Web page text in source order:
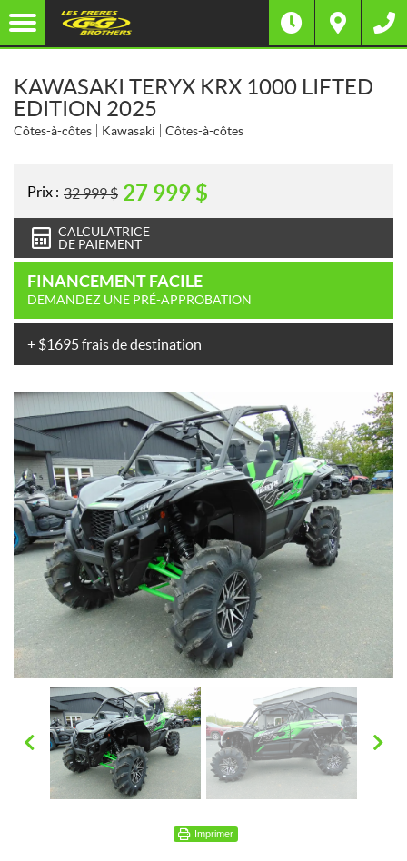
KAWASAKI TERYX KRX 1000 LIFTED
EDITION 2025
Côtes-à-côtes Kawasaki Côtes-à-côtes
Prix : 32 999$ 27 999 $
CALCULATRICE
DE PAIEMENT
FINANCEMENT FACILE
DEMANDEZ UNE PRÉ-APPROBATION
+ $1695 frais de destination
Imprimer